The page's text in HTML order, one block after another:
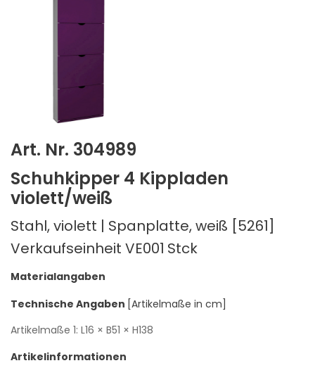
Art. Nr. 304989
Schuhkipper 4 Kippladen
violett/weiß
Stahl, violett | Spanplatte, weiß [5261]
Verkaufseinheit VE001 Stck
Materialangaben
Technische Angaben [Artikelmaße in cm]
Artikelmaße 1: L16 × B51 × H138
Artikelinformationen